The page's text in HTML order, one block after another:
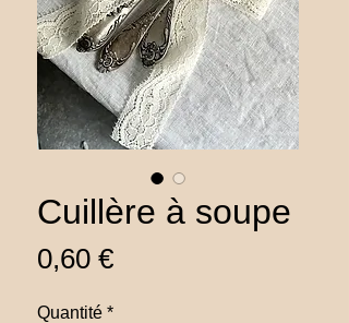
Cuillère à soupe
0,60 €Prix
Quantité *